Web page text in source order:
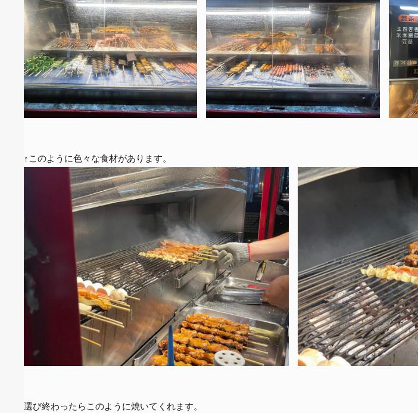
↑このように色々な食材があります。
選び終わったらこのように焼いてくれます。